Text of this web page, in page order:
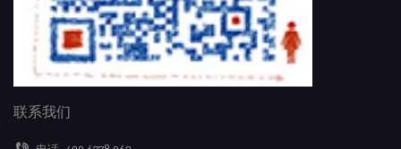
联系我们